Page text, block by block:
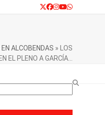
Twitter
Facebook
Instagram
YouTube
Whatsapp
ALCOBENDAS »
LOS
EL PLENO A GARCÍA…